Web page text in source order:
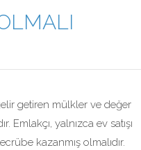
getiren mülkler ve değer
yalnızca ev satışı
kazanmış olmalıdır.